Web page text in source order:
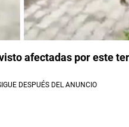
afectadas por este